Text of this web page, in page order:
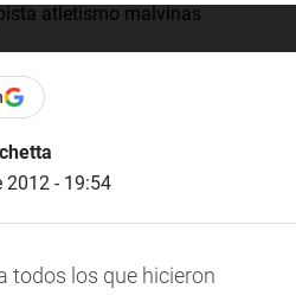
2012 - 19:54
todos los que hicieron